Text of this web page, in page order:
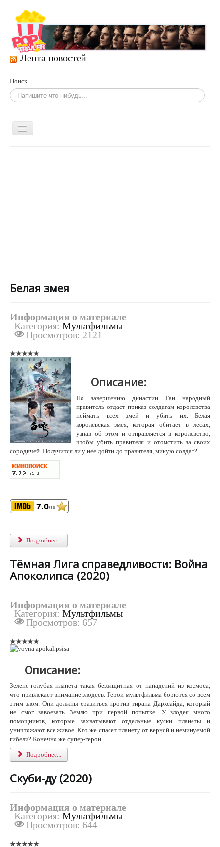
Лента новостей
Поиск
Включить/
Белая змея
Информация о материале
Категория: Мультфильмы
Просмотров: 2121
Описание:
По завершению династии Тан народный
правитель отдает приказ солдатам королевства
поймать всех змей и убить их. Белая
королевская змея, которая обитает в лесах,
узнав об этом и отправляется в королевство,
чтобы убить правителя и отомстить за своих
сородичей. Получится ли у нее дойти до правителя, миную солдат?
7.0/10
Подробнее...
Тёмная Лига справедливости: Война
Апоколипса (2020)
Информация о материале
Категория: Мультфильмы
Просмотров: 657
Описание:
Зелено-голубая планета такая беззащитная от нападений из космоса,
что привлекает внимание злодеев. Герои мультфильма борются со всем
этим злом. Они должны сразиться против тирана Дарксайда, который
не смог завоевать Землю при первой попытке. У злодея много
помощников, которые захватывают отдельные куски планеты и
уничтожают все живое. Кто же спасет планету от верной и неминуемой
гибели? Конечно же супер-герои.
Подробнее...
Скуби-ду (2020)
Информация о материале
Категория: Мультфильмы
Просмотров: 644